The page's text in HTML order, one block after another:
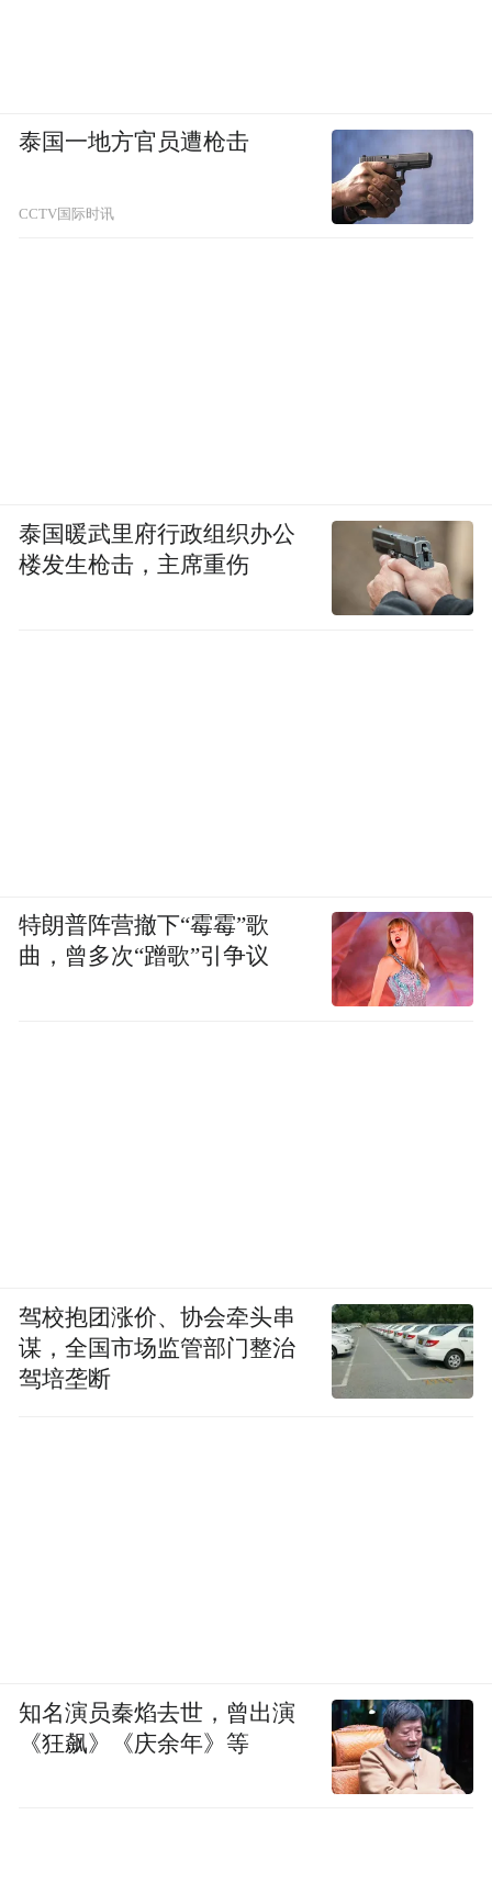
泰国一地方官员遭枪击
CCTV国际时讯
泰国暖武里府行政组织办公
楼发生枪击，主席重伤
特朗普阵营撤下“霉霉”歌
曲，曾多次“蹭歌”引争议
驾校抱团涨价、协会牵头串
谋，全国市场监管部门整治
驾培垄断
知名演员秦焰去世，曾出演
《狂飙》《庆余年》等